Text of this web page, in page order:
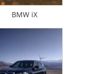
BMW iX